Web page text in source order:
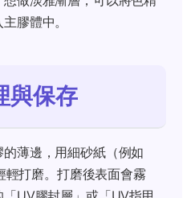
膠體中。
與保存
薄邊，用細砂紙（例如
打磨。打磨後表面會霧